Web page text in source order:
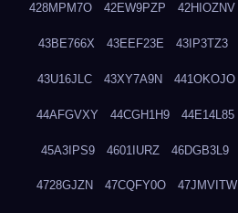
428MPM7O 42EW9PZP 42HIOZNV
43BE766X 43EEF23E 43IP3TZ3
43U16JLC 43XY7A9N 441OKOJO
44AFGVXY 44CGH1H9 44E14L85
45A3IPS9 4601IURZ 46DGB3L9
4728GJZN 47CQFY0O 47JMVITW